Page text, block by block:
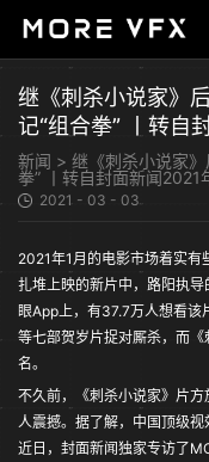
继《刺杀小说家》
记“组合拳” 丨转自
新闻 > 继《刺杀小说家
拳” 丨转自封面新闻2021
2021 - 03 - 03
2021年1月的电影市场着实
扎堆上映的新片中，路阳执
眼App上，有37.7万人想看该
等七部贺岁片捉对厮杀，而
名。
不久前，《刺杀小说家》片
人震撼。据了解，中国顶级视
近日，封面新闻独家专访了